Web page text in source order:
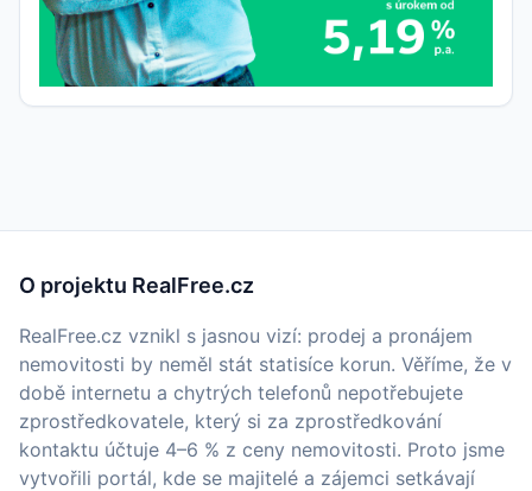
O projektu RealFree.cz
RealFree.cz vznikl s jasnou vizí: prodej a pronájem
nemovitosti by neměl stát statisíce korun. Věříme, že v
době internetu a chytrých telefonů nepotřebujete
zprostředkovatele, který si za zprostředkování
kontaktu účtuje 4–6 % z ceny nemovitosti. Proto jsme
vytvořili portál, kde se majitelé a zájemci setkávají